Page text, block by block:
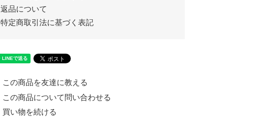
返品について
特定商取引法に基づく表記
この商品を友達に教える
この商品について問い合わせる
買い物を続ける